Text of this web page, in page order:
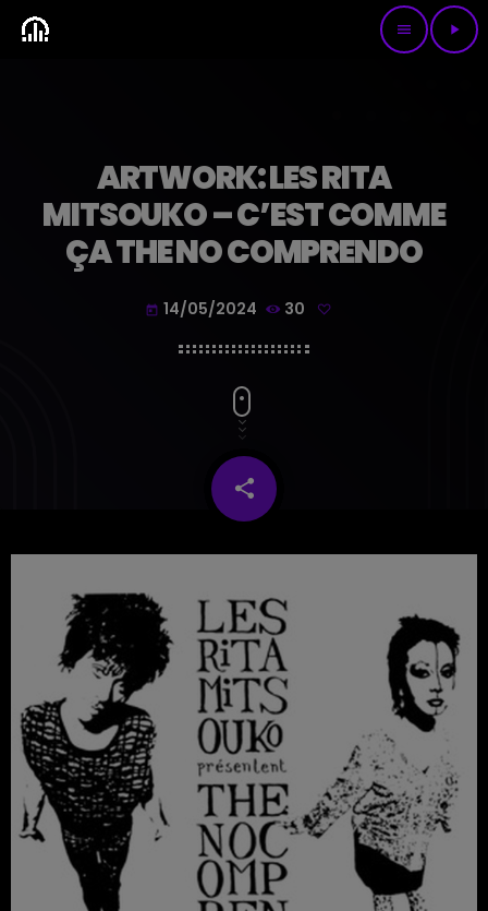
menu play_arrow
ARTWORK: LES RITA
MITSOUKO – C’EST COMME
ÇA THE NO COMPRENDO
today 14/05/2024 30
share
email